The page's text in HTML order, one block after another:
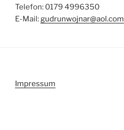
Telefon: ‭0179 4996350‬
E-Mail:gudrunwojnar@aol.com
Impressum